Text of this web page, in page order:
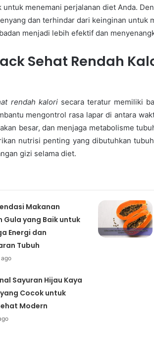
untuk menemani perjalanan diet Anda.
dan terhindar dari keinginan untuk
menjadi lebih efektif dan
Sehat Rendah
rendah kalorisecara teratur memiliki
mengontrol rasa lapar di antara
besar, dan menjaga metabolisme
nutrisi penting yang dibutuhkan
gizi selama diet.
Makanan
Gula yang Baik untuk
Energi dan
Tubuh
Sayuran Hijau Kaya
Cocok untuk
Modern